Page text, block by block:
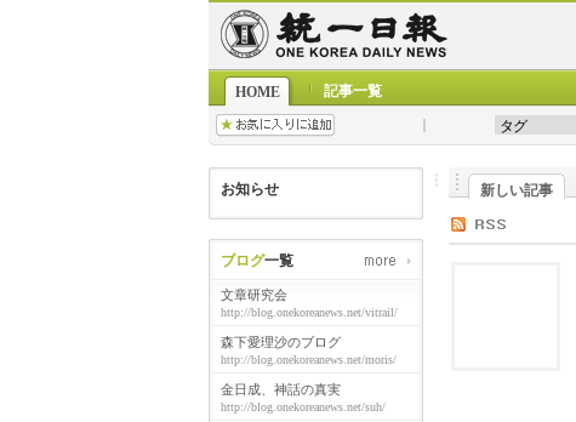
HOME 記事一覧
お知らせ
ブログ一覧
文章研究会
http://blog.onekoreanews.net/vitrail/
森下愛理沙のブログ
http://blog.onekoreanews.net/moris/
金日成、神話の真実
http://blog.onekoreanews.net/suh/
新しい記事